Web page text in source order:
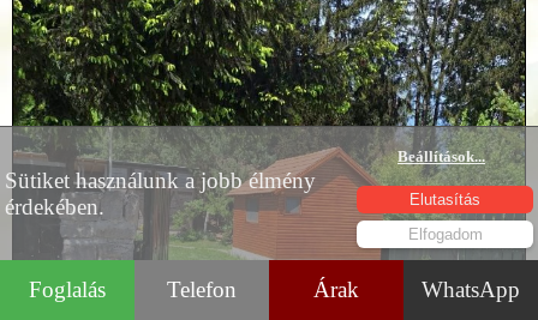
Foglalás Telefon Árak WhatsApp
Sütiket használunk a jobb élmény
érdekében.
Beállítások...
Elutasítás
Elfogadom